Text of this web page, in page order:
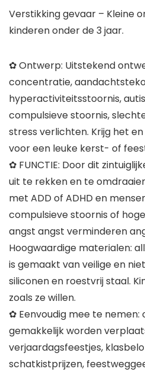
Verstikking gevaar – Kleine
kinderen onder de 3 jaar.
✿ Ontwerp: Uitstekend
concentratie,
hyperactiviteitsstoornis,
compulsieve stoornis,
stress verlichten. Krijg het
voor een leuke kerst- of
✿ FUNCTIE: Door dit
uit te rekken en te
met ADD of ADHD en
compulsieve stoornis of
angst angst verminderen
Hoogwaardige materialen:
is gemaakt van veilige en
siliconen en roestvrij staal.
zoals ze willen.
✿ Eenvoudig mee te nemen:
gemakkelijk worden
verjaardagsfeestjes,
schatkistprijzen,